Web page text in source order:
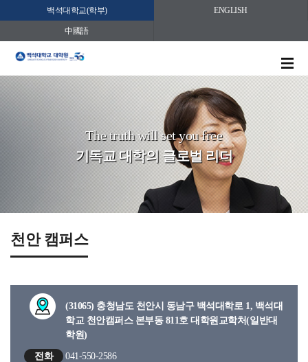
백석대학교(학부) ENGLISH
中國語
The truth will set you free
기독교 대학의 글로벌 리더
천안 캠퍼스
(31065) 충청남도 천안시 동남구 백석대학로 1, 백석대
학교 천안캠퍼스 본부동 811호 대학원교학처(일반대
학원)
전화 041-550-2586